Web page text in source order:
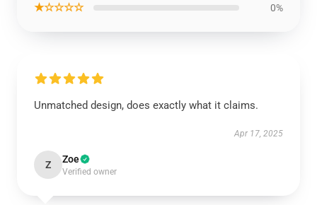
★☆☆☆☆ 0%
Unmatched design, does exactly what it claims.
Apr 17, 2025
Z Zoe
Verified owner